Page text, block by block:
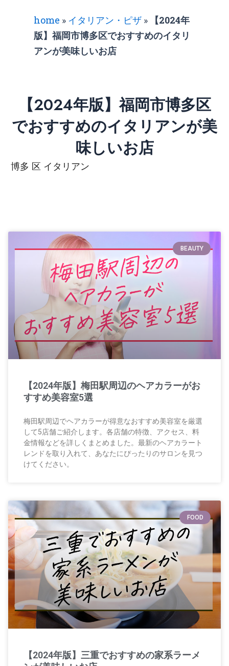
home » イタリアン・ピザ »
【2024年
版】福岡市博多区でおすすめのイタリ
アンが美味しいお店
【2024年版】福岡市博多区
でおすすめのイタリアンが美
味しいお店
博多 区 イタリアン
BEAUTY
【2024年版】梅田駅周辺のヘアカラーがお
すすめ美容室5選
梅田駅周辺でヘアカラーが得意なおすすめ美容室を厳選
して5店舗ご紹介します。各店舗の特徴、アクセス、料
金情報などを詳しくまとめました。最新のヘアカラート
レンドを取り入れて、あなたにぴったりのサロンを見つ
けてください。
FOOD
【2024年版】三重でおすすめの家系ラーメ